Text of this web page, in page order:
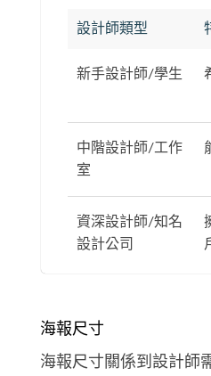
設計師類型
新手設計師/學生
中階設計師/工作
室
資深設計師/知名
設計公司
海報尺寸
海報尺寸關係到設計師